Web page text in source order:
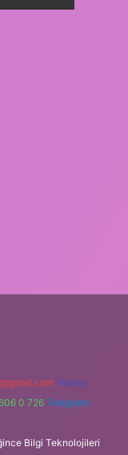
Teams:
0 726 Telegram:
Bilgi Teknolojileri